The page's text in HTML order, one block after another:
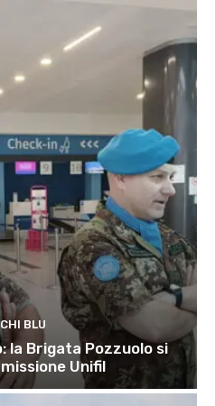
BLU
la Brigata Pozzuolo si
Unifil